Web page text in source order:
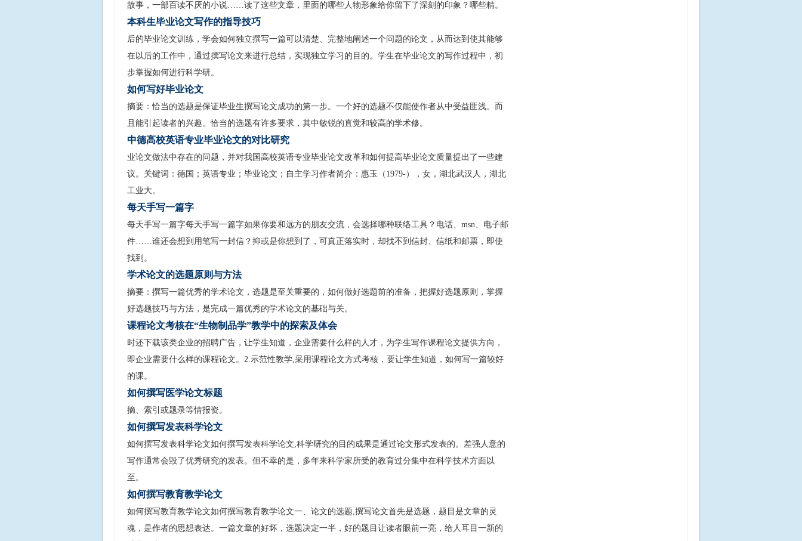
故事，一部百读不厌的小说……读了这些文章，里面的哪些人物形象给你留下了深刻的印象？哪些精。
本科生毕业论文写作的指导技巧
后的毕业论文训练，学会如何独立撰写一篇可以清楚、完整地阐述一个问题的论文，从而达到使其能够
在以后的工作中，通过撰写论文来进行总结，实现独立学习的目的。学生在毕业论文的写作过程中，初
步掌握如何进行科学研。
如何写好毕业论文
摘要：恰当的选题是保证毕业生撰写论文成功的第一步。一个好的选题不仅能使作者从中受益匪浅。而
且能引起读者的兴趣。恰当的选题有许多要求，其中敏锐的直觉和较高的学术修。
中德高校英语专业毕业论文的对比研究
业论文做法中存在的问题，并对我国高校英语专业毕业论文改革和如何提高毕业论文质量提出了一些建
议。关键词：德国；英语专业；毕业论文；自主学习作者简介：惠玉（1979-），女，湖北武汉人，湖北
工业大。
每天手写一篇字
每天手写一篇字每天手写一篇字如果你要和远方的朋友交流，会选择哪种联络工具？电话、msn、电子邮
件……谁还会想到用笔写一封信？抑或是你想到了，可真正落实时，却找不到信封、信纸和邮票，即使
找到。
学术论文的选题原则与方法
摘要：撰写一篇优秀的学术论文，选题是至关重要的，如何做好选题前的准备，把握好选题原则，掌握
好选题技巧与方法，是完成一篇优秀的学术论文的基础与关。
课程论文考核在“生物制品学”教学中的探索及体会
时还下载该类企业的招聘广告，让学生知道，企业需要什么样的人才，为学生写作课程论文提供方向，
即企业需要什么样的课程论文。2.示范性教学,采用课程论文方式考核，要让学生知道，如何写一篇较好
的课。
如何撰写医学论文标题
摘、索引或题录等情报资。
如何撰写发表科学论文
如何撰写发表科学论文如何撰写发表科学论文,科学研究的目的成果是通过论文形式发表的。差强人意的
写作通常会毁了优秀研究的发表。但不幸的是，多年来科学家所受的教育过分集中在科学技术方面以
至。
如何撰写教育教学论文
如何撰写教育教学论文如何撰写教育教学论文一、论文的选题,撰写论文首先是选题，题目是文章的灵
魂，是作者的思想表达。一篇文章的好坏，选题决定一半，好的题目让读者眼前一亮，给人耳目一新的